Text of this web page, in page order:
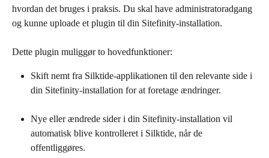
hvordan det bruges i praksis. Du skal have administratoradgang
og kunne uploade et plugin til din Sitefinity-installation.
Dette plugin muliggør to hovedfunktioner:
Skift nemt fra Silktide-applikationen til den relevante side i
din Sitefinity-installation for at foretage ændringer.
Nye eller ændrede sider i din Sitefinity-installation vil
automatisk blive kontrolleret i Silktide, når de
offentliggøres.